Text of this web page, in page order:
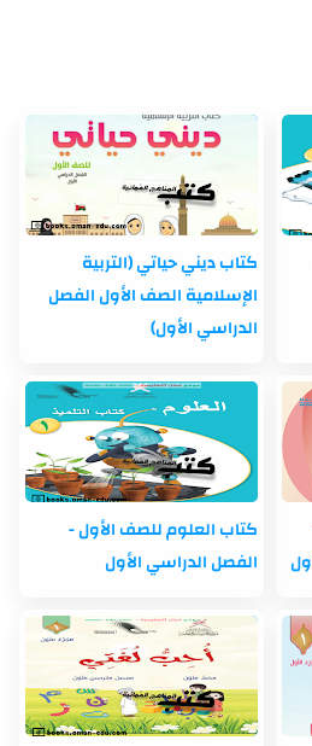
كتاب ديني حياتي (التربية
الإسلامية الصف الأول الفصل
الدراسي الأول)
كتاب العلوم للصف الأول -
الفصل الدراسي الأول